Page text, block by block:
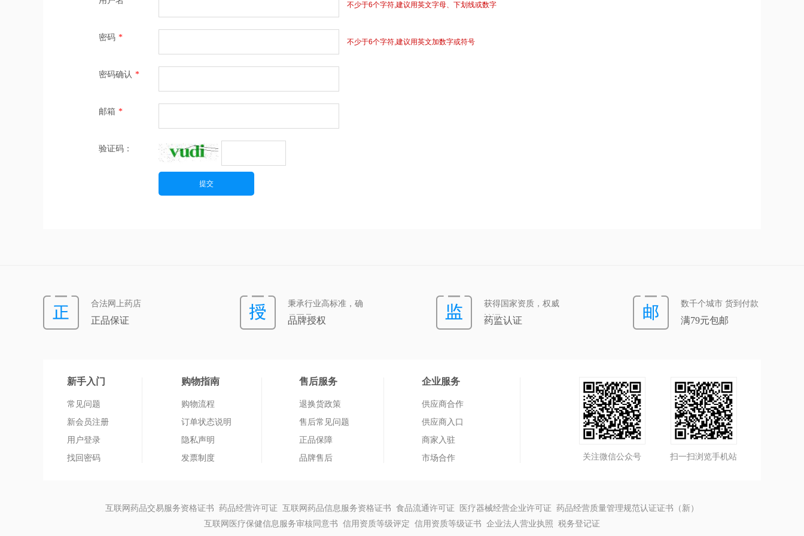
不少于6个字符,建议用英文字母、下划线或数字
密码 * 不少于6个字符,建议用英文加数字或符号
密码确认 *
邮箱 *
验证码：
合法网上药店
正品保证
秉承行业高标准，确
保正品
品牌授权
获得国家资质，权威
认证
药监认证
数千个城市 货到付款
满79元包邮
常见问题
新会员注册
用户登录
找回密码
购物流程
订单状态说明
隐私声明
发票制度
退换货政策
售后常见问题
正品保障
品牌售后
供应商合作
供应商入口
商家入驻
市场合作
新手入门 购物指南 售后服务 企业服务
扫一扫浏览手机站
关注微信公众号
互联网药品交易服务资格证书 药品经营许可证 互联网药品信息服务资格证书 食品流通许可证 医疗器械经营企业许可证 药品经营质量管理规范认证证书（新）
互联网医疗保健信息服务审核同意书 信用资质等级评定 信用资质等级证书 企业法人营业执照 税务登记证